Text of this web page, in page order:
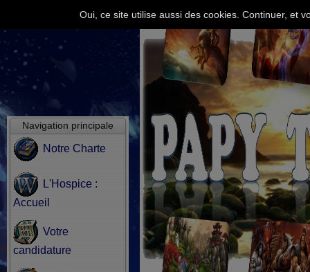
Navigation principale
Notre Charte
L'Hospice :
Accueil
Votre
candidature
Oui, ce site utilise aussi des cookies. Continuer, et